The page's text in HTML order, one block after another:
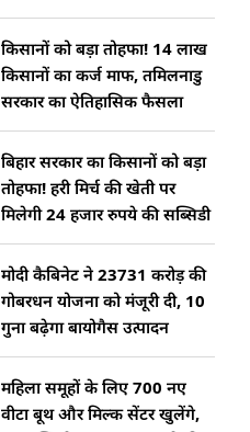
किसानों को बड़ा तोहफा! 14 लाख
किसानों का कर्ज माफ, तमिलनाडु
सरकार का ऐतिहासिक फैसला
बिहार सरकार का किसानों को बड़ा
तोहफा! हरी मिर्च की खेती पर
मिलेगी 24 हजार रुपये की सब्सिडी
मोदी कैबिनेट ने 23731 करोड़ की
गोबरधन योजना को मंजूरी दी, 10
गुना बढ़ेगा बायोगैस उत्पादन
महिला समूहों के लिए 700 नए
वीटा बूथ और मिल्क सेंटर खुलेंगे,